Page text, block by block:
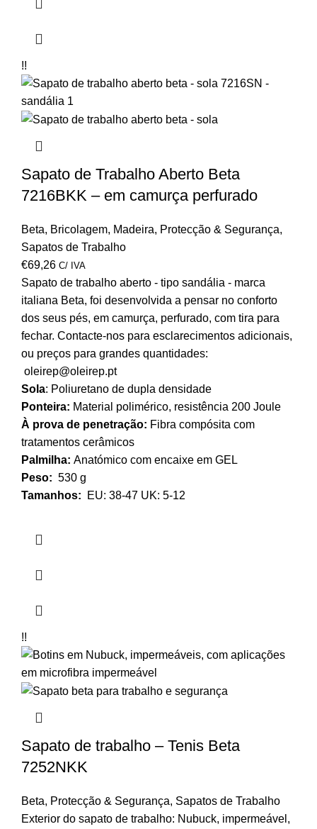
!!
Sapato de Trabalho Aberto Beta
7216BKK – em camurça perfurado
Beta, Bricolagem, Madeira, Protecção & Segurança,
Sapatos de Trabalho
€69,26 C/ IVA
Sapato de trabalho aberto - tipo sandália - marca
italiana Beta, foi desenvolvida a pensar no conforto
dos seus pés, em camurça, perfurado, com tira para
fechar. Contacte-nos para esclarecimentos adicionais,
ou preços para grandes quantidades:
oleirep@oleirep.pt
Sola: Poliuretano de dupla densidade
Ponteira: Material polimérico, resistência 200 Joule
À prova de penetração: Fibra compósita com
tratamentos cerâmicos
Palmilha: Anatómico com encaixe em GEL
Peso: 530 g
Tamanhos:
EU: 38-47 UK: 5-12
!!
Sapato de trabalho – Tenis Beta
7252NKK
Beta, Protecção & Segurança, Sapatos de Trabalho
Exterior do sapato de trabalho: Nubuck, impermeável,